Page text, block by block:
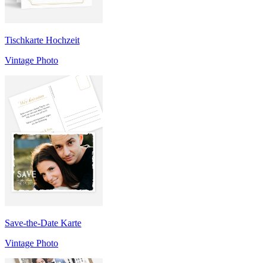
Tischkarte Hochzeit
Vintage Photo
Save-the-Date Karte
Vintage Photo